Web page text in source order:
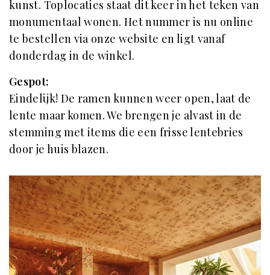
kunst. Toplocaties staat dit keer in het teken van
monumentaal wonen. Het nummer is nu online
te bestellen via onze website en ligt vanaf
donderdag in de winkel.
Gespot:
Eindelijk! De ramen kunnen weer open, laat de
lente maar komen. We brengen je alvast in de
stemming met items die een frisse lentebries
door je huis blazen.